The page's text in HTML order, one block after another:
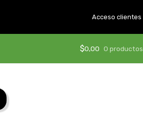
Acceso clientes
$0,00 0 productos